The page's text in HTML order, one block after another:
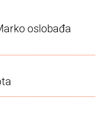
oslobađa